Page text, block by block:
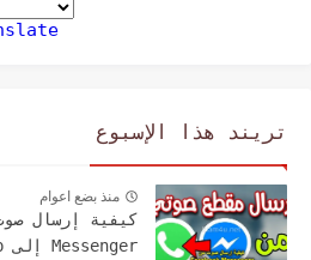
تريند هذا الإسبوع
منذ بضع اعوام
Messenger إلى WhatsApp